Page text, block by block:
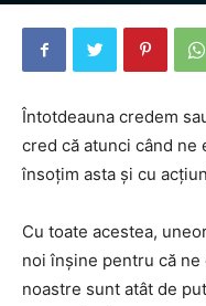
Întotdeauna credem
cred că atunci când ne
însoțim asta și cu
Cu toate acestea,
noi înșine pentru că ne
noastre sunt atât de